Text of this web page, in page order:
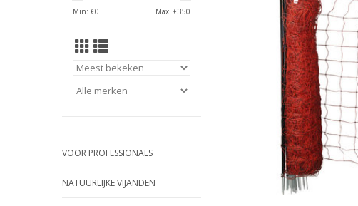
Min: €0 Max: €350
VOOR PROFESSIONALS
NATUURLIJKE VIJANDEN
wolf H170cm X L50
TOEVOEGEN AAN